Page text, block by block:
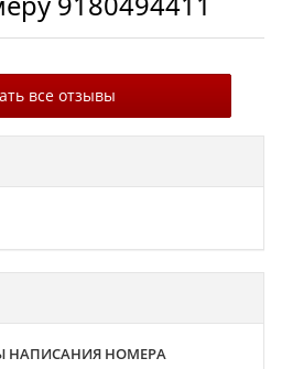
все отзывы
НАПИСАНИЯ НОМЕРА